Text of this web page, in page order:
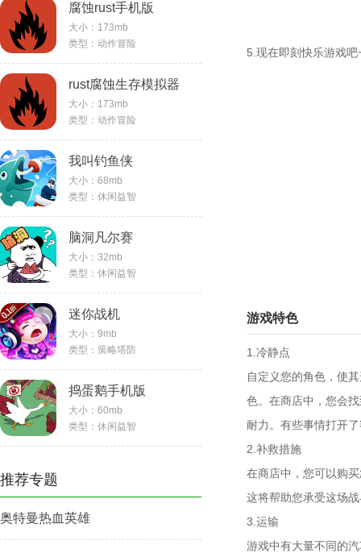
腐蚀rust手机版
大小：173mb
类型：动作冒险
rust腐蚀生存模拟器
大小：173mb
类型：动作冒险
我叫钓鱼侠
大小：68mb
类型：休闲益智
脑洞凡尔赛
大小：32mb
类型：休闲益智
迷你战机
大小：9mb
类型：策略塔防
捣蛋鹅手机版
大小：60mb
类型：休闲益智
推荐专题
奥特曼热血英雄
5.现在即刻快乐游戏吧
游戏特色
1.冷静点
自定义您的角色，使
色。在商店中，您会
耐力。有些事情打开
2.补救措施
在商店中，您可以购
这将帮助您承受这场
3.运输
游戏中有大量不同的